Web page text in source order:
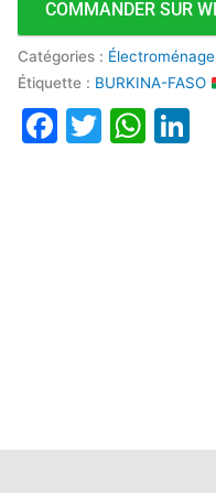
COMMANDER SUR
Catégories :
Étiquette : BURKINA-FASO
Facebook
Twitter